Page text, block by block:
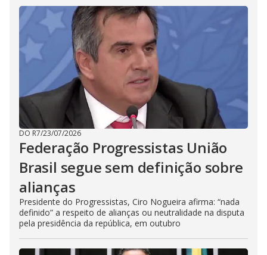
DO R7/23/07/2026
Federação Progressistas União
Brasil segue sem definição sobre
alianças
Presidente do Progressistas, Ciro Nogueira afirma: “nada
definido” a respeito de alianças ou neutralidade na disputa
pela presidência da república, em outubro